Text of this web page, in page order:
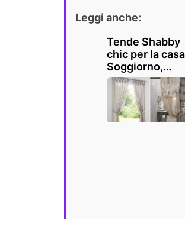
Leggi anche:
Tende Shabby
chic per la
Soggiorno,
cucina, camera
e bagno